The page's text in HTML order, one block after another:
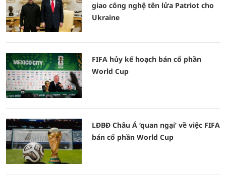
giao công nghệ tên lửa Patriot cho
Ukraine
FIFA hủy kế hoạch bán cổ phần
World Cup
LĐBĐ Châu Á ‘quan ngại’ về việc FIFA
bán cổ phần World Cup